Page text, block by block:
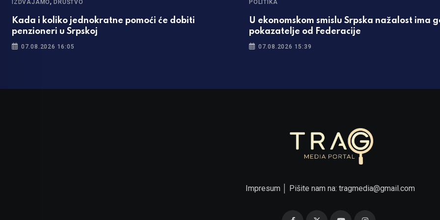
IZDVAJAMO DRUŠTVO
Kada i koliko jednokratne pomoći će dobiti
penzioneri u Srpskoj
07.08.2026 16:05
POLITIKA
U ekonomskom smislu Srpska nažalost ima
pokazatelje od Federacije
07.08.2026 15:39
Impresum│ Pišite nam na: tragmedia@gmail.com